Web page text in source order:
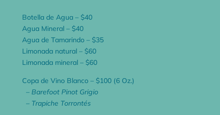
Botella de Agua – $40
Agua Mineral – $40
Agua de Tamarindo – $35
Limonada natural – $60
Limonada mineral – $60
Copa de Vino Blanco – $100 (6 Oz.)
– Barefoot Pinot Grigio
– Trapiche Torrontés